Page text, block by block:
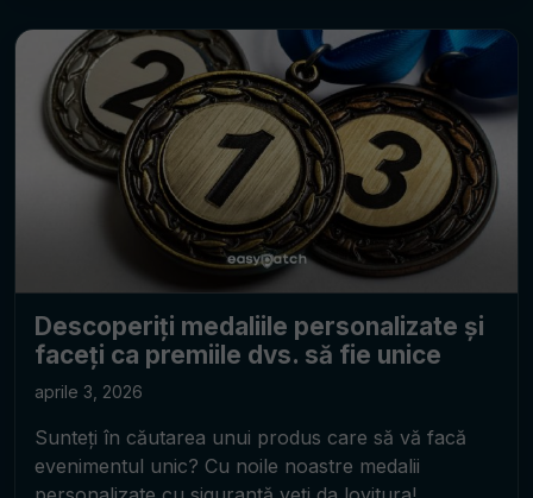
Descoperiți medaliile personalizate și
faceți ca premiile dvs. să fie unice
aprile 3, 2026
Sunteți în căutarea unui produs care să vă facă
evenimentul unic? Cu noile noastre medalii